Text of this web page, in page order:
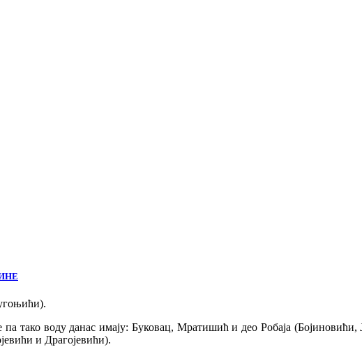
тако воду данас имају: Буковац, Мратишић и део Робаја
и Драгојевићи).